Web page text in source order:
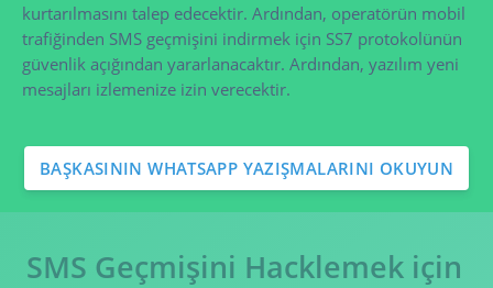
kurtarılmasını talep edecektir. Ardından, operatörün mobil
trafiğinden SMS geçmişini indirmek için SS7 protokolünün
güvenlik açığından yararlanacaktır. Ardından, yazılım yeni
mesajları izlemenize izin verecektir.
BAŞKASININ WHATSAPP YAZIŞMALARINI OKUYUN
SMS Geçmişini Hacklemek için